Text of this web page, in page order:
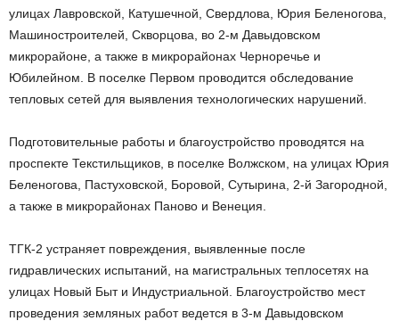
улицах Лавровской, Катушечной, Свердлова, Юрия Беленогова,
Машиностроителей, Скворцова, во 2-м Давыдовском
микрорайоне, а также в микрорайонах Черноречье и
Юбилейном. В поселке Первом проводится обследование
тепловых сетей для выявления технологических нарушений.
Подготовительные работы и благоустройство проводятся на
проспекте Текстильщиков, в поселке Волжском, на улицах Юрия
Беленогова, Пастуховской, Боровой, Сутырина, 2-й Загородной,
а также в микрорайонах Паново и Венеция.
ТГК-2 устраняет повреждения, выявленные после
гидравлических испытаний, на магистральных теплосетях на
улицах Новый Быт и Индустриальной. Благоустройство мест
проведения земляных работ ведется в 3-м Давыдовском